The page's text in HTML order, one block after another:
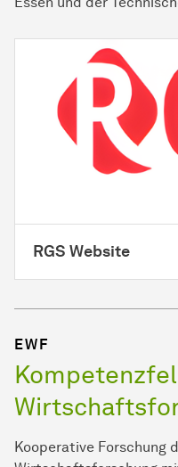
RGS Website
EWF
Kooperative Forschung